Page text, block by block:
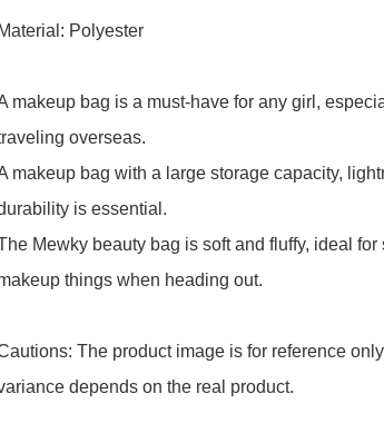
Material: Polyester
makeup bag is a must-have for any girl,
overseas.
makeup bag with a large storage capacity,
is essential.
Mewky beauty bag is soft and fluffy, ideal for
things when heading out.
The product image is for reference
depends on the real product.